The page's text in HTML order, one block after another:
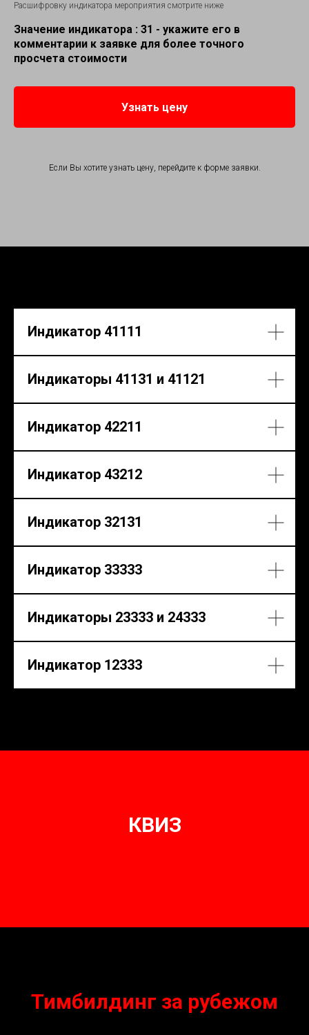
Расшифровку индикатора мероприятия смотрите ниже
Значение индикатора : 31 - укажите его в
комментарии к заявке для более точного
просчета стоимости
Узнать цену
Если Вы хотите узнать цену, перейдите к форме заявки.
Индикатор 41111
Индикаторы 41131 и 41121
Индикатор 42211
Индикатор 43212
Индикатор 32131
Индикатор 33333
Индикаторы 23333 и 24333
Индикатор 12333
КВИЗ
Тимбилдинг за рубежом